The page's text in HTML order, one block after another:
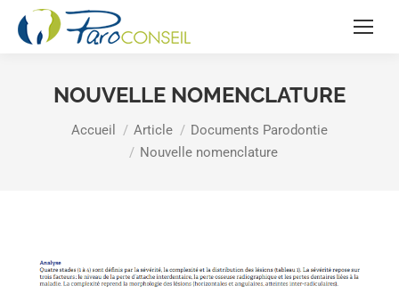
NOUVELLE NOMENCLATURE
Vous êtes ici :
Accueil Article
Documents Parodontie
Nouvelle nomenclature